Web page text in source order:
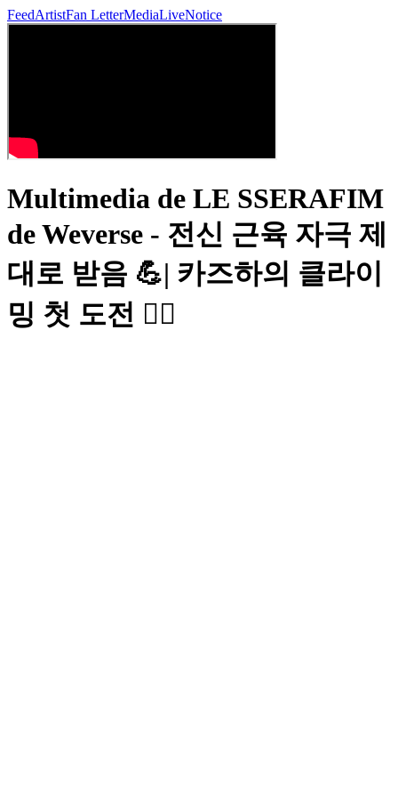
FeedArtistFan LetterMediaLiveNotice
Multimedia de LE SSERAFIM
de Weverse - 전신 근육 자극 제
대로 받음 💪| 카즈하의 클라이
밍 첫 도전 🧗‍♀️